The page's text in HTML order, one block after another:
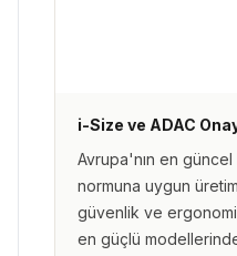
i-Size ve ADAC
Avrupa'nın en güncel
normuna uygun
güvenlik ve ergonomi
en güçlü